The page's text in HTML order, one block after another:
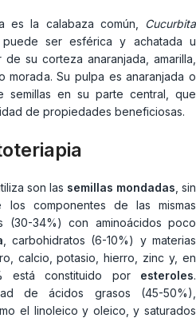
es la calabaza común,
Cucurbita
ser esférica y achatada u
su corteza anaranjada, amarilla,
morada. Su pulpa es anaranjada o
semillas en su parte central, que
de propiedades beneficiosas.
son las semillas mondadas , sin
los componentes de las mismas
(30-34%) con aminoácidos poco
, carbohidratos (6-10%) y materias
calcio, potasio, hierro, zinc y, en
está constituido por esteroles.
de ácidos grasos (45-50%),
el linoleico y oleico, y saturados